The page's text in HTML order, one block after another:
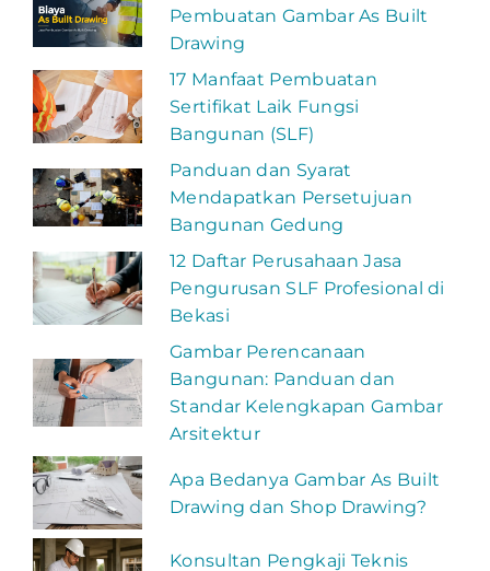
Pembuatan Gambar As Built
Drawing
17 Manfaat Pembuatan
Sertifikat Laik Fungsi
Bangunan (SLF)
Panduan dan Syarat
Mendapatkan Persetujuan
Bangunan Gedung
12 Daftar Perusahaan Jasa
Pengurusan SLF Profesional di
Bekasi
Gambar Perencanaan
Bangunan: Panduan dan
Standar Kelengkapan Gambar
Arsitektur
Apa Bedanya Gambar As Built
Drawing dan Shop Drawing?
Konsultan Pengkaji Teknis